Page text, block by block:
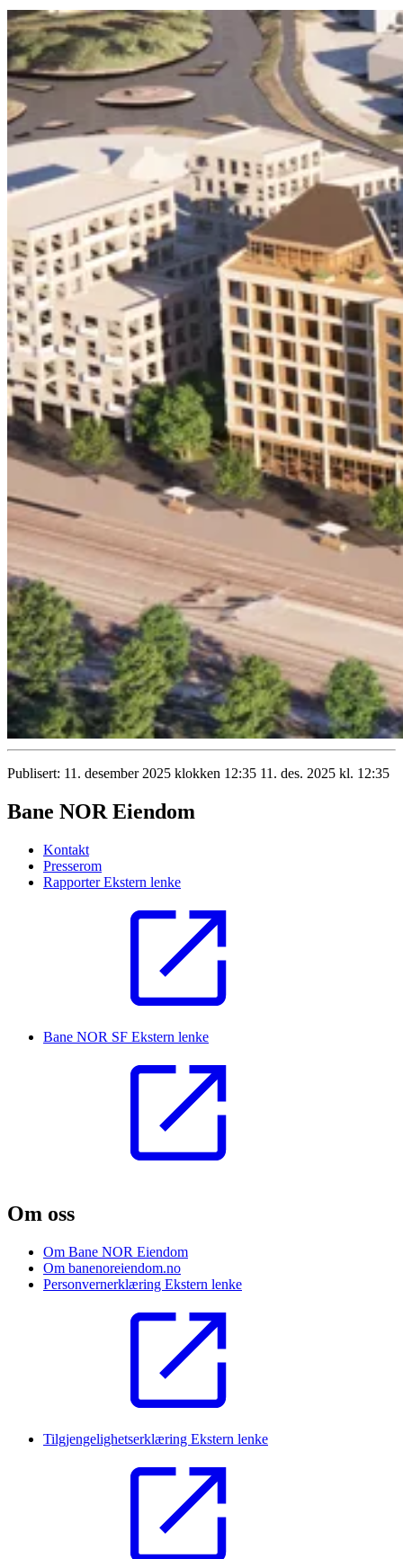
Publisert: 11. desember 2025 klokken 12:35 11. des. 2025 kl. 12:35
Bane NOR Eiendom
Kontakt
Presserom
RapporterEkstern lenke
Bane NOR SF Ekstern lenke
Om oss
Om Bane NOR Eiendom
Om banenoreiendom.no
Personvernerklæring Ekstern lenke
Tilgjengelighetserklæring Ekstern lenke